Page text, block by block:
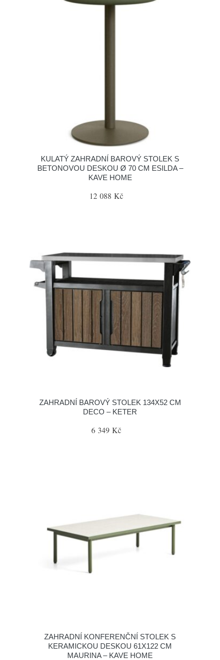
KULATÝ ZAHRADNÍ BAROVÝ STOLEK S
BETONOVOU DESKOU Ø 70 CM ESILDA –
KAVE HOME
12 088 Kč
ZAHRADNÍ BAROVÝ STOLEK 134X52 CM
DECO – KETER
6 349 Kč
ZAHRADNÍ KONFERENČNÍ STOLEK S
KERAMICKOU DESKOU 61X122 CM
MAURINA – KAVE HOME